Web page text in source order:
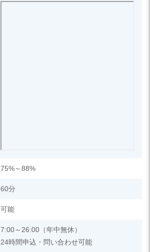
75%～88%
60分
可能
7:00～26:00（年中無休）
24時間申込・問い合わせ可能